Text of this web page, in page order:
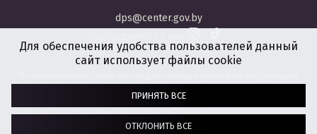
dps@center.gov.by
Республики Беларусь, 2008-2026.
Для обеспечения удобства пользователей данный
сайт использует файлы cookie
ПРИНЯТЬ ВСЕ
ОТКЛОНИТЬ ВСЕ